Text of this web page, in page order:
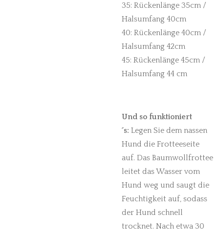
35: Rückenlänge 35cm /
Halsumfang 40cm
40: Rückenlänge 40cm /
Halsumfang 42cm
45: Rückenlänge 45cm /
Halsumfang 44 cm
Und so funktioniert
´s: Legen Sie dem nassen
Hund die Frotteeseite
auf. Das Baumwollfrottee
leitet das Wasser vom
Hund weg und saugt die
Feuchtigkeit auf, sodass
der Hund schnell
trocknet. Nach etwa 30